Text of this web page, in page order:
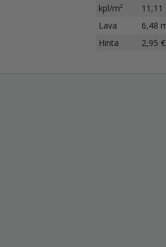
kpl/m²
11,11
Lava
6,48
Hinta
2,95